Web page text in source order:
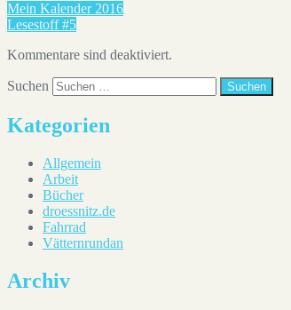
Mein Kalender 2016
Lesestoff #5
Kommentare sind deaktiviert.
Suchen
Kategorien
Allgemein
Arbeit
Bücher
droessnitz.de
Fahrrad
Vätternrundan
Archiv